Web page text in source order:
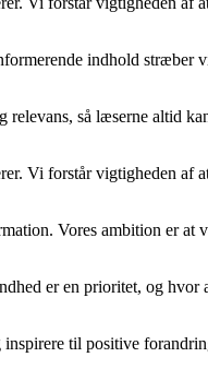
indhold stræber
så læserne altid
Vi forstår vigtigheden af
Vores ambition er at
er en prioritet, og hvor
til positive